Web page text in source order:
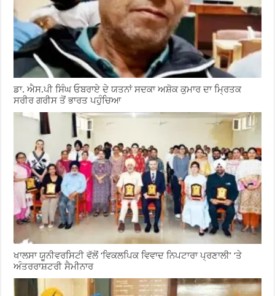
ਡਾ. ਐਸ.ਪੀ ਸਿੰਘ ਓਬਰਾਏ ਦੇ ਯਤਨਾਂ ਸਦਕਾ ਅਸ਼ੋਕ ਕੁਮਾਰ ਦਾ ਮ੍ਰਿਤਕ
ਸਰੀਰ ਗਰੀਸ ਤੋਂ ਭਾਰਤ ਪਹੁੰਚਿਆ
ਖਾਲਸਾ ਯੂਨੀਵਰਸਿਟੀ ਵੱਲੋਂ ‘ਵਿਕਲਪਿਕ ਵਿਵਾਦ ਨਿਪਟਾਰਾ ਪ੍ਰਣਾਲੀ’ ‘ਤੇ
ਅੰਤਰਰਾਸ਼ਟਰੀ ਸੈਮੀਨਾਰ